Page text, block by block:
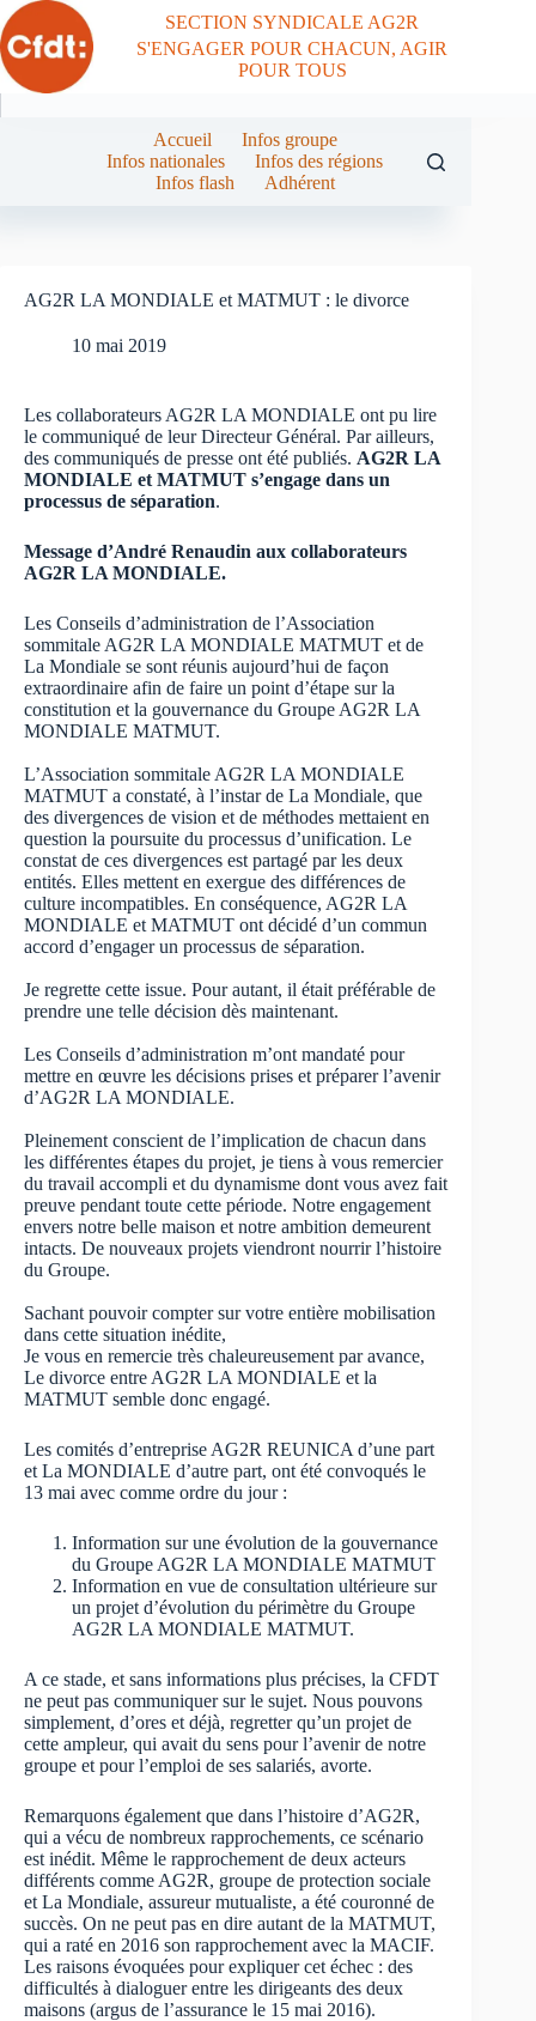
Passer
au
contenu
SECTION SYNDICALE AG2R
S'ENGAGER POUR CHACUN, AGIR
POUR TOUS
Accueil
Infos groupe
Infos nationales
Infos des régions
Infos flash
Adhérent
AG2R LA MONDIALE et MATMUT : le divorce
10 mai 2019
Les collaborateurs AG2R LA MONDIALE ont pu lire
le communiqué de leur Directeur Général. Par ailleurs,
des communiqués de presse ont été publiés. AG2R LA
MONDIALE et MATMUT s’engage dans un
processus de séparation.
Message d’André Renaudin aux collaborateurs
AG2R LA MONDIALE.
Les Conseils d’administration de l’Association
sommitale AG2R LA MONDIALE MATMUT et de
La Mondiale se sont réunis aujourd’hui de façon
extraordinaire afin de faire un point d’étape sur la
constitution et la gouvernance du Groupe AG2R LA
MONDIALE MATMUT.
L’Association sommitale AG2R LA MONDIALE
MATMUT a constaté, à l’instar de La Mondiale, que
des divergences de vision et de méthodes mettaient en
question la poursuite du processus d’unification. Le
constat de ces divergences est partagé par les deux
entités. Elles mettent en exergue des différences de
culture incompatibles. En conséquence, AG2R LA
MONDIALE et MATMUT ont décidé d’un commun
accord d’engager un processus de séparation.
Je regrette cette issue. Pour autant, il était préférable de
prendre une telle décision dès maintenant.
Les Conseils d’administration m’ont mandaté pour
mettre en œuvre les décisions prises et préparer l’avenir
d’AG2R LA MONDIALE.
Pleinement conscient de l’implication de chacun dans
les différentes étapes du projet, je tiens à vous remercier
du travail accompli et du dynamisme dont vous avez fait
preuve pendant toute cette période. Notre engagement
envers notre belle maison et notre ambition demeurent
intacts. De nouveaux projets viendront nourrir l’histoire
du Groupe.
Sachant pouvoir compter sur votre entière mobilisation
dans cette situation inédite,
Je vous en remercie très chaleureusement par avance,
Le divorce entre AG2R LA MONDIALE et la
MATMUT semble donc engagé.
Les comités d’entreprise AG2R REUNICA d’une part
et La MONDIALE d’autre part, ont été convoqués le
13 mai avec comme ordre du jour :
Information sur une évolution de la gouvernance
du Groupe AG2R LA MONDIALE MATMUT
Information en vue de consultation ultérieure sur
un projet d’évolution du périmètre du Groupe
AG2R LA MONDIALE MATMUT.
A ce stade, et sans informations plus précises, la CFDT
ne peut pas communiquer sur le sujet. Nous pouvons
simplement, d’ores et déjà, regretter qu’un projet de
cette ampleur, qui avait du sens pour l’avenir de notre
groupe et pour l’emploi de ses salariés, avorte.
Remarquons également que dans l’histoire d’AG2R,
qui a vécu de nombreux rapprochements, ce scénario
est inédit. Même le rapprochement de deux acteurs
différents comme AG2R, groupe de protection sociale
et La Mondiale, assureur mutualiste, a été couronné de
succès. On ne peut pas en dire autant de la MATMUT,
qui a raté en 2016 son rapprochement avec la MACIF.
Les raisons évoquées pour expliquer cet échec : des
difficultés à dialoguer entre les dirigeants des deux
maisons (argus de l’assurance le 15 mai 2016).